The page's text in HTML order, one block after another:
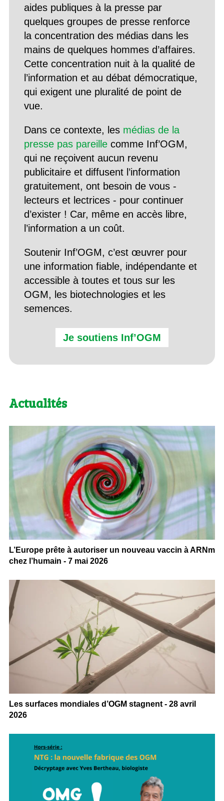
aides publiques à la presse par
quelques groupes de presse renforce
la concentration des médias dans les
mains de quelques hommes d’affaires.
Cette concentration nuit à la qualité de
l’information et au débat démocratique,
qui exigent une pluralité de point de
vue.
Dans ce contexte, les médias de la
presse pas pareillecomme Inf’OGM,
qui ne reçoivent aucun revenu
publicitaire et diffusent l’information
gratuitement, ont besoin de vous -
lecteurs et lectrices - pour continuer
d’exister ! Car, même en accès libre,
l’information a un coût.
Soutenir Inf’OGM, c’est œuvrer pour
une information fiable, indépendante et
accessible à toutes et tous sur les
OGM, les biotechnologies et les
semences.
Je soutiens Inf’OGM
Actualités
L’Europe prête à autoriser un nouveau vaccin à ARNm
chez l’humain - 7 mai 2026
Les surfaces mondiales d’OGM stagnent - 28 avril
2026